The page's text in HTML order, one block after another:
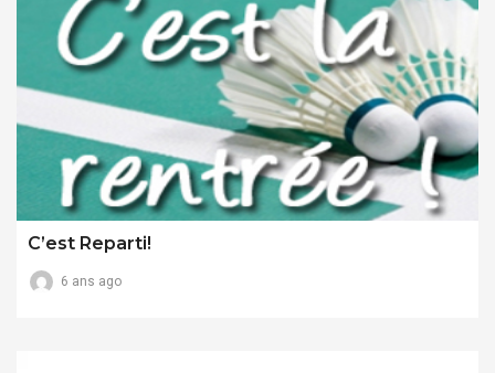
C’est Reparti!
6 ans ago